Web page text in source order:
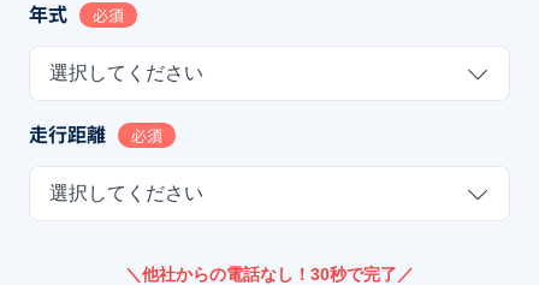
年式 必須
選択してください
走行距離 必須
選択してください
＼他社からの電話なし！30秒で完了／